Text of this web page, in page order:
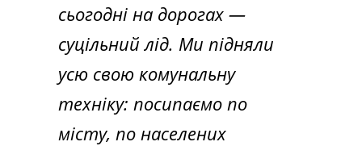
сьогодні на дорогах —
суцільний лід. Ми підняли
усю свою комунальну
техніку: посипаємо по
місту, по населених